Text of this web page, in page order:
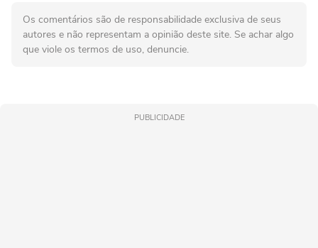
Os comentários são de responsabilidade exclusiva de seus
autores e não representam a opinião deste site. Se achar algo
que viole os termos de uso, denuncie.
PUBLICIDADE